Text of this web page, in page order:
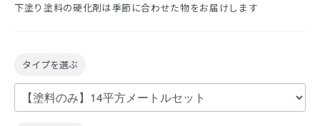
下塗り塗料の硬化剤は季節に合わせた物をお届けします
タイプを選ぶ